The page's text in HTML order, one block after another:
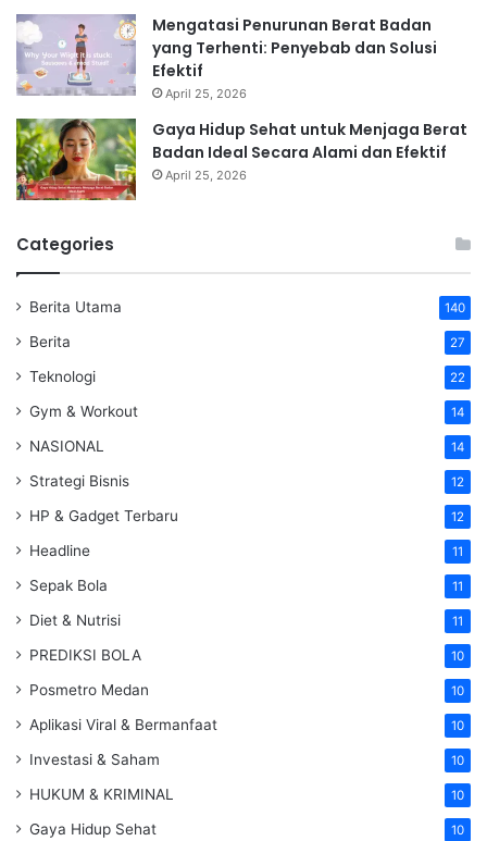
Mengatasi Penurunan Berat Badan
yang Terhenti: Penyebab dan Solusi
Efektif
April 25, 2026
Gaya Hidup Sehat untuk Menjaga Berat
Badan Ideal Secara Alami dan Efektif
April 25, 2026
Categories
Berita Utama 140
Berita 27
Teknologi 22
Gym & Workout 14
NASIONAL 14
Strategi Bisnis 12
HP & Gadget Terbaru 12
Headline 11
Sepak Bola 11
Diet & Nutrisi 11
PREDIKSI BOLA 10
Posmetro Medan 10
Aplikasi Viral & Bermanfaat 10
Investasi & Saham 10
HUKUM & KRIMINAL 10
Gaya Hidup Sehat 10